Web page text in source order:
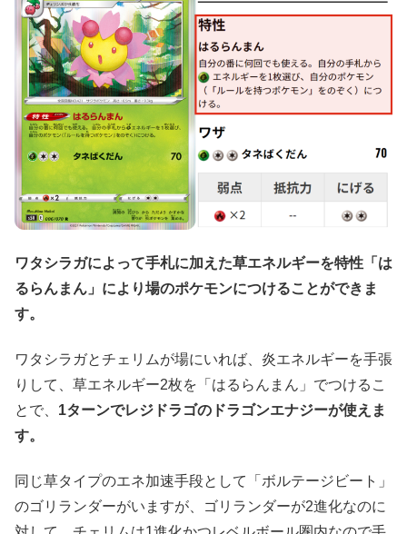
ワタシラガによって手札に加えた草エネルギーを特性「は
るらんまん」により場のポケモンにつけることができま
す。
ワタシラガとチェリムが場にいれば、炎エネルギーを手張
りして、草エネルギー2枚を「はるらんまん」でつけるこ
とで、 1ターンでレジドラゴのドラゴンエナジーが使えま
す。
同じ草タイプのエネ加速手段として「ボルテージビート」
のゴリランダーがいますが、ゴリランダーが2進化なのに